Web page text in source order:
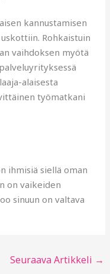
kannustamisen
Rohkaistuin
vaihdoksen myötä
alaisesta
työmatkani
ihmisiä siellä oman
on vaikeiden
sinuun on valtava
Seuraava Artikkeli →